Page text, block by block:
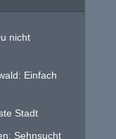
nicht
Einfach
Stadt
Sehnsucht